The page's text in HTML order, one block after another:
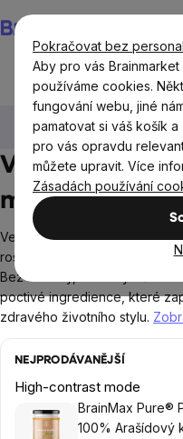
Pokračovat bez
Aby pro vás
používáme cookies.
fungování webu, jiné
pamatovat si váš košík
pro vás opravdu
můžete upravit. Více
Zásadách používání
na
obsah
Potraviny Potraviny
a marmelády
Vegan krémy,
marmelády
Vegan marmelády, džemy a
rostlinných surovinách a
Bez želatiny, bez zbytečné
poctivé ingredience, které
zdravého životního stylu.
NEJPRODÁVANĚJŠÍ
High-contrast mode
BrainMax Pure®
100% Arašídový